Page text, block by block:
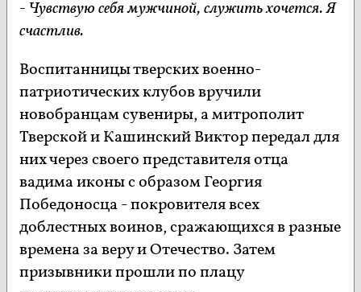
- Чувствую себя мужчиной, служить хочется. Я
счастлив.
Воспитанницы тверских военно-
патриотических клубов вручили
новобранцам сувениры, а митрополит
Тверской и Кашинский Виктор передал для
них через своего представителя отца
вадима иконы с образом Георгия
Победоносца - покровителя всех
доблестных воинов, сражающихся в разные
времена за веру и Отечество. Затем
призывники прошли по плацу